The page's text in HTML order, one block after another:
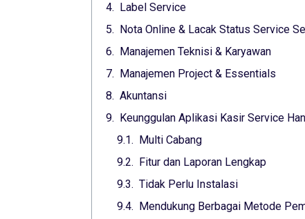
Label Service
Nota Online & Lacak Status Service
Manajemen Teknisi & Karyawan
Manajemen Project & Essentials
Akuntansi
Keunggulan Aplikasi Kasir Service
Multi Cabang
Fitur dan Laporan Lengkap
Tidak Perlu Instalasi
Mendukung Berbagai Metode